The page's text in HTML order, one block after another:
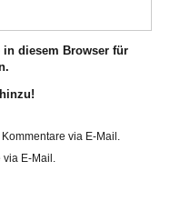
in diesem Browser für
via E-Mail.
E-Mail.